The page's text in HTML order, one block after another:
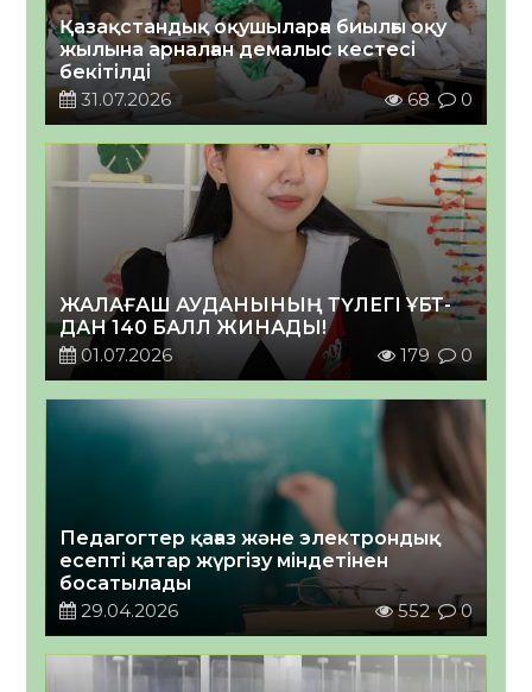
Қазақстандық оқушыларға биылғы оқу
жылына арналған демалыс кестесі
бекітілді
31.07.2026
68 0
ЖАЛАҒАШ АУДАНЫНЫҢ ТҮЛЕГІ ҰБТ-
ДАН 140 БАЛЛ ЖИНАДЫ!
01.07.2026
179 0
Педагогтер қағаз және электрондық
есепті қатар жүргізу міндетінен
босатылады
29.04.2026
552 0